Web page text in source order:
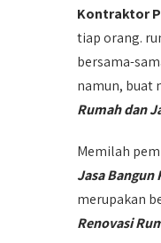
Kontraktor
tiap orang.
bersama-
namun, buat
Rumah dan
Memilah
Jasa Bangun
merupakan
Renovasi